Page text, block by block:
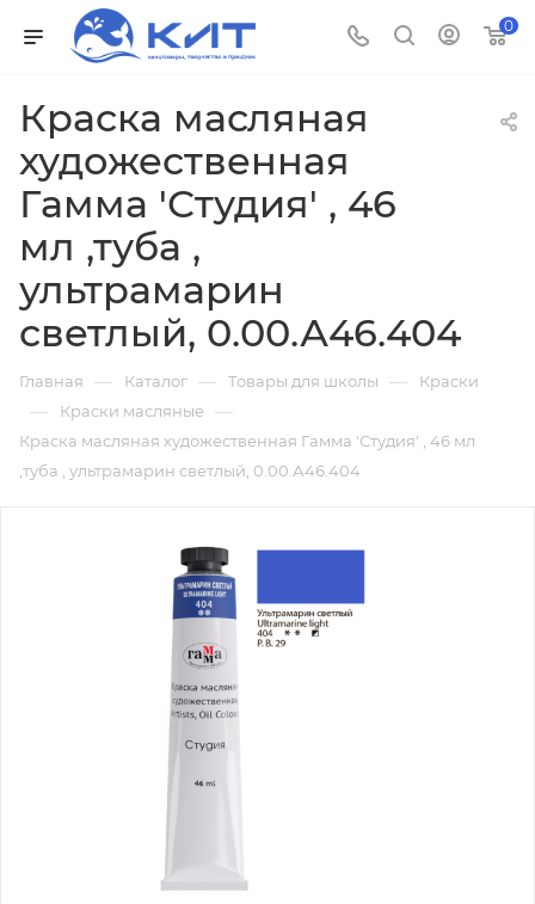
0
Краска масляная
художественная
Гамма 'Студия' , 46
мл ,туба ,
ультрамарин
светлый, 0.00.А46.404
Главная — Каталог — Товары для школы — Краски
— Краски масляные —
Краска масляная художественная Гамма 'Студия' , 46 мл
,туба , ультрамарин светлый, 0.00.А46.404